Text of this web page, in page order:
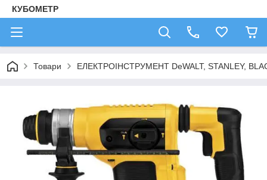
КУБОМЕТР
Товари ЕЛЕКТРОІНСТРУМЕНТ DeWALT, STANLEY,